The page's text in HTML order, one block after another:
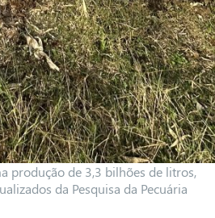
produção de 3,3 bilhões de litros,
da Pesquisa da Pecuária